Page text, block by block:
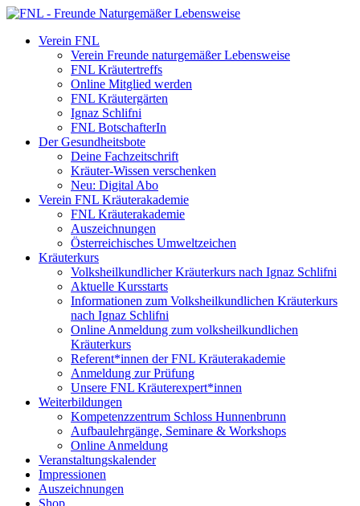
Verein FNL
Verein Freunde naturgemäßer Lebensweise
FNL Kräutertreffs
Online Mitglied werden
FNL Kräutergärten
Ignaz Schlifni
FNL BotschafterIn
Der Gesundheitsbote
Deine Fachzeitschrift
Kräuter-Wissen verschenken
Neu: Digital Abo
Verein FNL Kräuterakademie
FNL Kräuterakademie
Auszeichnungen
Österreichisches Umweltzeichen
Kräuterkurs
Volksheilkundlicher Kräuterkurs nach Ignaz Schlifni
Aktuelle Kursstarts
Informationen zum Volksheilkundlichen Kräuterkurs
nach Ignaz Schlifni
Online Anmeldung zum volksheilkundlichen
Kräuterkurs
Referent*innen der FNL Kräuterakademie
Anmeldung zur Prüfung
Unsere FNL Kräuterexpert*innen
Weiterbildungen
Kompetenzzentrum Schloss Hunnenbrunn
Aufbaulehrgänge, Seminare & Workshops
Online Anmeldung
Veranstaltungskalender
Impressionen
Auszeichnungen
Shop